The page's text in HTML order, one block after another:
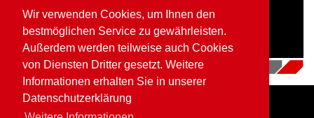
Wir verwenden Cookies, um Ihnen den
bestmöglichen Service zu gewährleisten.
Außerdem werden teilweise auch Cookies
von Diensten Dritter gesetzt. Weitere
Informationen erhalten Sie in unserer
Datenschutzerklärung
16.07.2018